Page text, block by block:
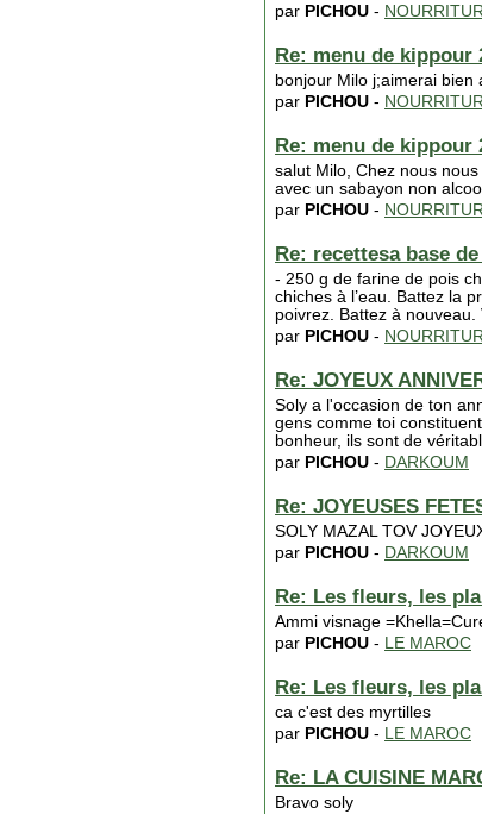
par PICHOU -
Re: menu de kippour
bonjour Milo j;aimerai
par PICHOU -
Re: menu de kippour
salut Milo, Chez nous
avec un sabayon non
par PICHOU -
Re: recettesa base
- 250 g de farine de pois
chiches à l’eau. Battez la
poivrez. Battez à
par PICHOU -
Re: JOYEUX
Soly a l'occasion de ton
gens comme toi
bonheur, ils sont de
par PICHOU - DARKOUM
Re: JOYEUSES
SOLY MAZAL TOV
par PICHOU - DARKOUM
Re: Les fleurs, les
Ammi visnage
par PICHOU - LE MAROC
Re: Les fleurs, les
ca c'est des myrtilles
par PICHOU - LE MAROC
Re: LA CUISINE
Bravo soly